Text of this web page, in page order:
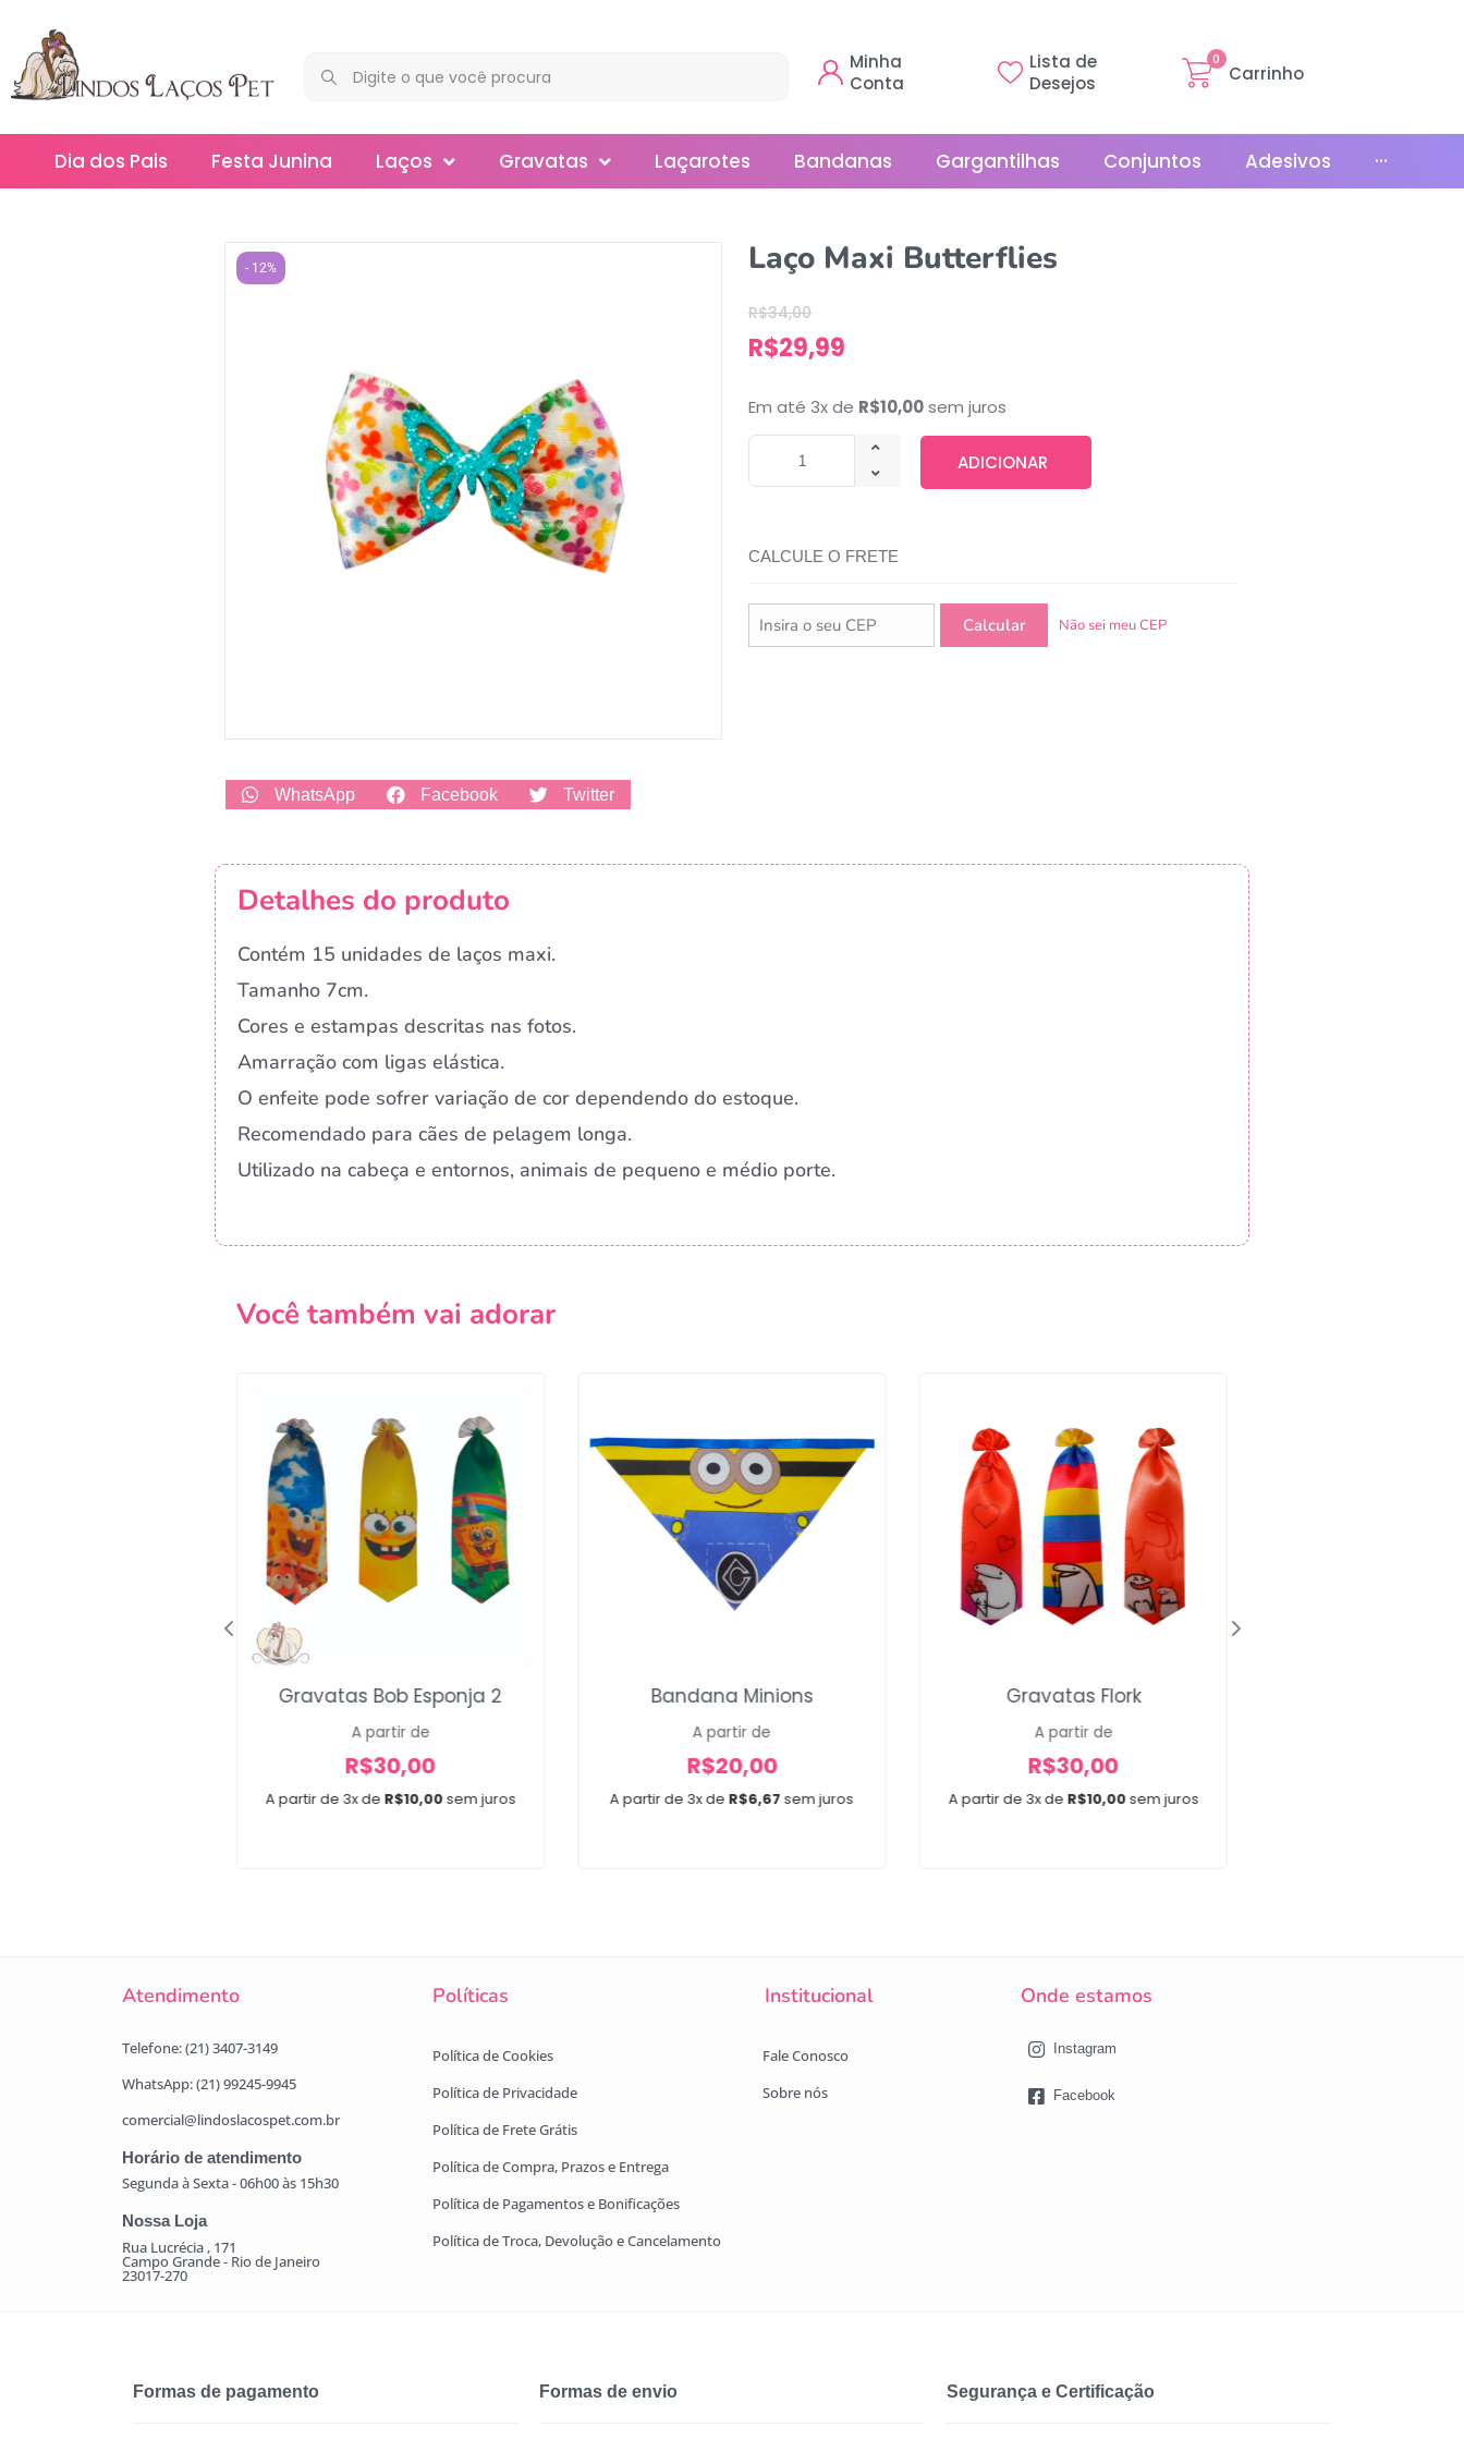
Minha
Conta
Lista de
Desejos
Carrinho
0
Dia dos Pais Festa Junina Laços
Mini
Slim
Splash
Gravatas
Smoking
Laçarotes Bandanas Gargantilhas Conjuntos Adesivos ···
- 12%
WhatsApp Facebook Twitter
Laço Maxi Butterflies
R$34,00
R$29,99
Em até 3x de R$10,00sem juros
ADICIONAR
CALCULE O FRETE
Não sei meu CEP
Detalhes do produto
Contém 15 unidades de laços maxi.
Tamanho 7cm.
Cores e estampas descritas nas fotos.
Amarração com ligas elástica.
O enfeite pode sofrer variação de cor dependendo do estoque.
Recomendado para cães de pelagem longa.
Utilizado na cabeça e entornos, animais de pequeno e médio porte.
Você também vai adorar
A partir de 3x de R$10,00sem juros
Gravatas Bob Esponja 2
A partir de
R$30,00
A partir de 3x de R$6,67 sem juros
Bandana Minions
A partir de
R$20,00
A partir de 3x de R$10,00sem juros
Gravatas Flork
A partir de
R$30,00
Atendimento Políticas Institucional Onde estamos
Telefone: (21) 3407-3149
WhatsApp: (21) 99245-9945
comercial@lindoslacospet.com.br
Horário de atendimento
Segunda à Sexta - 06h00 às 15h30
Nossa Loja
Rua Lucrécia , 171
Campo Grande - Rio de Janeiro
23017-270
Política de Cookies
Política de Privacidade
Política de Frete Grátis
Política de Compra, Prazos e Entrega
Política de Pagamentos e Bonificações
Política de Troca, Devolução e Cancelamento
Fale Conosco
Sobre nós
Instagram
Facebook
Formas de pagamento Formas de envio Segurança e Certificação